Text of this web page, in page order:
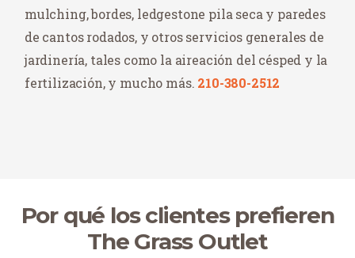
mulching, bordes, ledgestone pila seca y paredes
de cantos rodados, y otros servicios generales de
jardinería, tales como la aireación del césped y la
fertilización, y mucho más. 210-380-2512
Por qué los clientes prefieren
The Grass Outlet